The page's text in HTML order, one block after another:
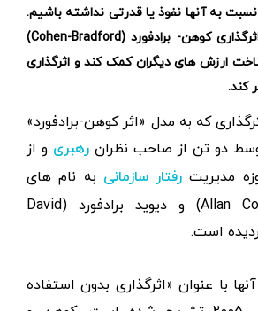
به آنها نفوذ یا قدرتی نداشته باشیم.
بهره گیری از الگوی اثرگذاری کوهن- برادفورد (Cohen-Bradford)
ارزش های دیگران کمک کند و اثرگذاری
کند.
که به مدل «اثر کوهن-برادفورد»
دو تن از صاحب نظران رهبری و از
مدیریت رفتار سازمانی به نام های
آلان کوهن (Allan Cohen) و دیوید برادفورد (David
با عنوان «اثرگذاری بدون استفاده